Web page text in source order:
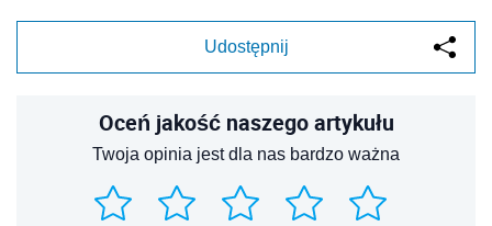
Udostępnij
Oceń jakość naszego artykułu
Twoja opinia jest dla nas bardzo ważna